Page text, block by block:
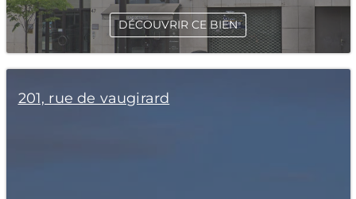
DÉCOUVRIR CE BIEN
201, rue de vaugirard